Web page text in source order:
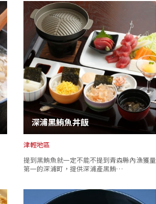
深浦黑鮪魚丼飯
津輕地區
提到黑鮪魚就一定不能不提到青森縣內漁獲量
第一的深浦町，提供深浦產黑鮪…